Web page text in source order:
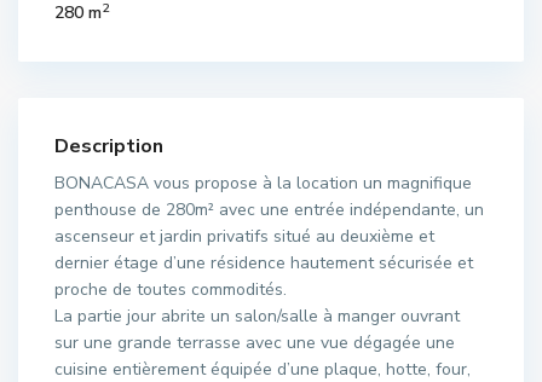
280 m2
Description
BONACASA vous propose à la location un magnifique
penthouse de 280m² avec une entrée indépendante, un
ascenseur et jardin privatifs situé au deuxième et
dernier étage d’une résidence hautement sécurisée et
proche de toutes commodités.
La partie jour abrite un salon/salle à manger ouvrant
sur une grande terrasse avec une vue dégagée une
cuisine entièrement équipée d’une plaque, hotte, four,